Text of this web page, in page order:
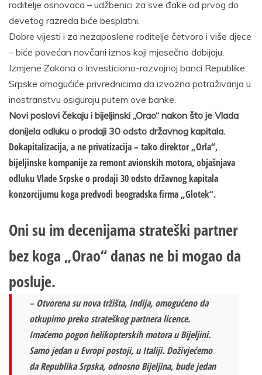
roditelje osnovaca – udžbenici za sve đake od prvog do
devetog razreda biće besplatni.
Dobre vijesti i za nezaposlene roditelje četvoro i više djece
– biće povećan novčani iznos koji mjesečno dobijaju.
Izmjene Zakona o Investiciono-razvojnoj banci Republike
Srpske omogućiće privrednicima da izvozna potraživanja u
inostranstvu osiguraju putem ove banke.
Novi poslovi čekaju i bijeljinski „Orao“ nakon što je Vlada
donijela odluku o prodaji 30 odsto državnog kapitala.
Dokapitalizacija, a ne privatizacija – tako direktor „Orla“,
bijeljinske kompanije za remont avionskih motora, objašnjava
odluku Vlade Srpske o prodaji 30 odsto državnog kapitala
konzorcijumu koga predvodi beogradska firma „Glotek“.
Oni su im decenijama strateški partner
bez koga „Orao“ danas ne bi mogao da
posluje.
– Otvorena su nova tržišta, Indija, omogućeno da
otkupimo preko strateškog partnera licence.
Imaćemo pogon helikopterskih motora u Bijeljini.
Samo jedan u Evropi postoji, u Italiji. Doživjećemo
da Republika Srpska, odnosno Bijeljina, bude jedan